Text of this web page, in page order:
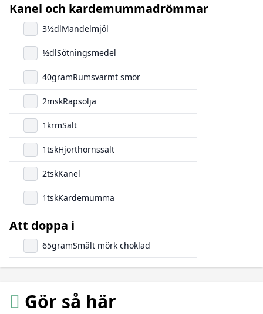
Kanel och kardemummadrömmar
31/2dlMandelmjöl
1/2dlSötningsmedel
40gramRumsvarmt smör
2mskRapsolja
1 krmSalt
1tskHjorthornssalt
2tskKanel
1tskKardemumma
Att doppa i
65gramSmält mörk choklad
Gör så här